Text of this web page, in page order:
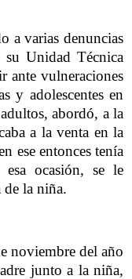
a varias denuncias
Unidad Técnica
ante vulneraciones
y adolescentes en
abordó, a la
a la venta en la
ese entonces tenía
esa ocasión, se le
la niña.
noviembre del año
junto a la niña,